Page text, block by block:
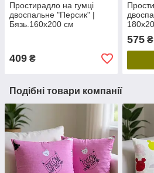
Простирадло на гумці
двоспальне "Персик" |
Бязь.160х200 см
409 ₴
575₴
Подібні товари компанії